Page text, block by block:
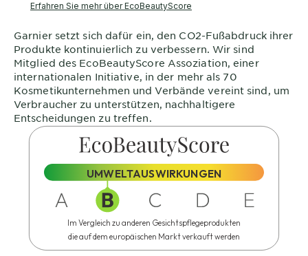
Garniersetzt sich dafür ein, den CO2-Fußabdruck ihrer
Produkte kontinuierlich zu verbessern. Wir sind
Mitglied des EcoBeautyScore Assoziation, einer
internationalen Initiative, in der mehr als 70
Kosmetikunternehmen und Verbände vereint sind, um
Verbraucher zu unterstützen, nachhaltigere
Entscheidungen zu treffen.
UMWELTAUSWIRKUNGEN
Im Vergleich zu anderen Gesichtspflegeprodukten
die auf dem europäischen Markt verkauft werden